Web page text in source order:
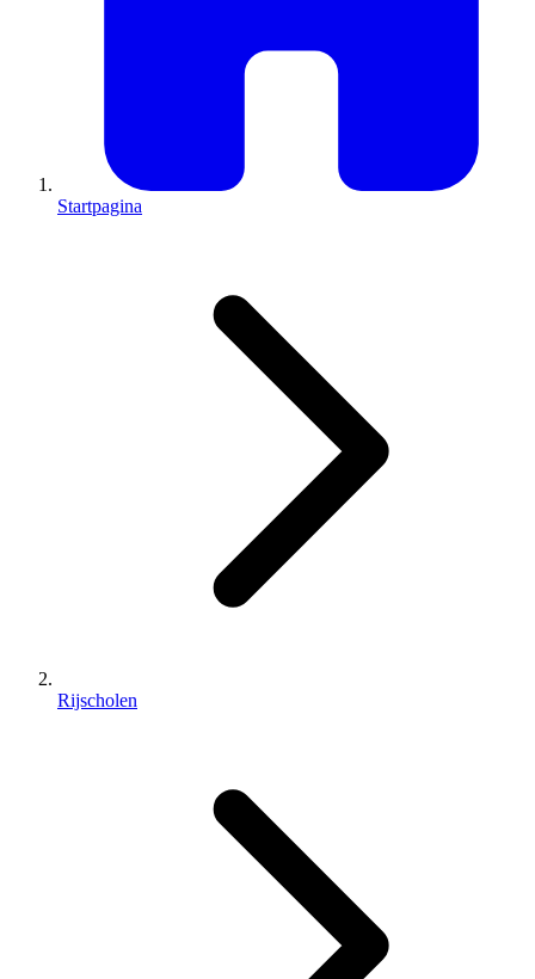
Startpagina
Rijscholen